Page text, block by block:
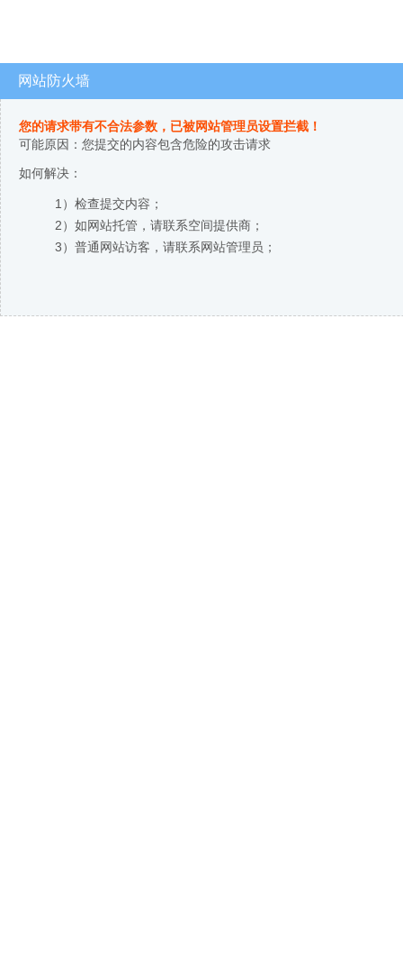
网站防火墙
您的请求带有不合法参数，已被网站管理员设置拦截！
可能原因：您提交的内容包含危险的攻击请求
如何解决：
1）检查提交内容；
2）如网站托管，请联系空间提供商；
3）普通网站访客，请联系网站管理员；